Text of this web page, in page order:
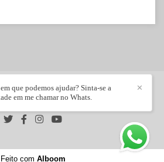
FRIN/CONTATO
✕
que podemos ajudar? Sinta-se a
em me chamar no Whats.
Feito com Alboom